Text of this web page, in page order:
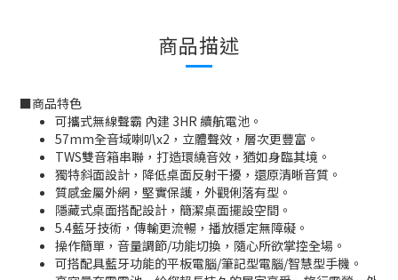
商品描述
■商品特色
可攜式無線聲霸 內建 3HR 續航電池。
57mm全音域喇叭x2，立體聲效，層次更豐富。
TWS雙音箱串聯，打造環繞音效，猶如身臨其境。
獨特斜面設計，降低桌面反射干擾，還原清晰音質。
質感金屬外網，堅實保護，外觀俐落有型。
隱藏式桌面搭配設計，簡潔桌面擺設空間。
5.4藍牙技術，傳輸更流暢，播放穩定無障礙。
操作簡單，音量調節/功能切換，隨心所欲掌控全場。
可搭配具藍牙功能的平板電腦/筆記型電腦/智慧型手機。